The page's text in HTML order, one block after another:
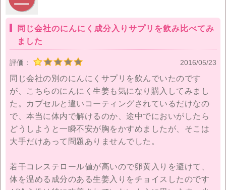
同じ会社のにんにく成分入りサプリを飲み比べてみ
ました
評価： 2016/05/23
同じ会社の別のにんにくサプリを飲んでいたのです
が、こちらのにんにく生姜も気になり購入してみまし
た。カプセルと違いコーティングされているだけなの
で、本当に体内で解けるのか、途中でにおいがしたら
どうしようと一瞬不安が胸をかすめましたが、そこは
大手だけあって問題ありませんでした。
若干コレステロール値が高いので卵黄入りを避けて、
体を温める成分のある生姜入りをチョイスしたのです